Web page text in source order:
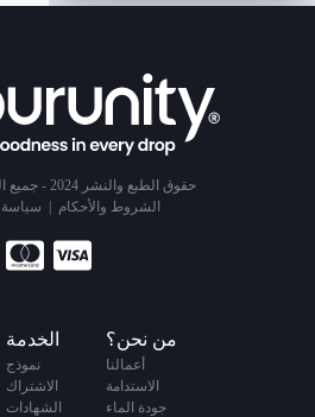
© حقوق الطبع والنشر 2024 - جميع الحقوق محفوظة
| الشروط والأحكام
الخدمة
نموذج
الاشتراك
الشهادات
من نحن؟
أعمالنا
الاستدامة
جودة الماء